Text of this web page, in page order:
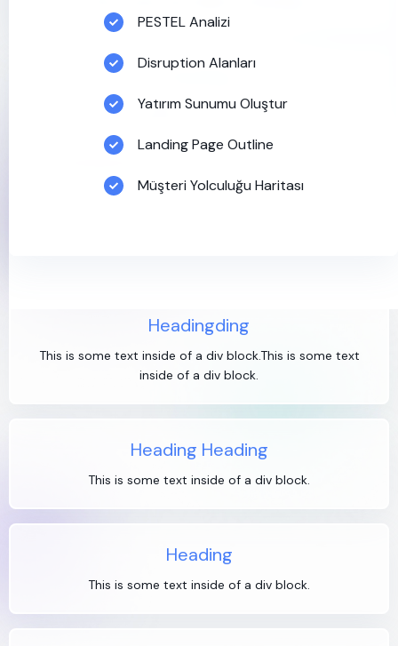
PESTEL Analizi
Disruption Alanları
Yatırım Sunumu Oluştur
Landing Page Outline
Müşteri Yolculuğu Haritası
Heading
This is some text inside of a div block.This is some text
Headingding
Headingding
This is some text inside of a div block.This is some text
inside of a div block.
Heading Heading
This is some text inside of a div block.
Heading
This is some text inside of a div block.